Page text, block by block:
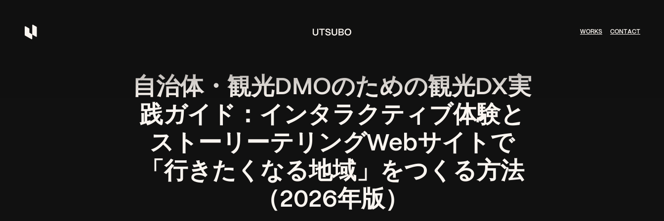
WORKS CONTACT
自治体・観光DMOのための観光DX実
践ガイド：インタラクティブ体験と
ストーリーテリングWebサイトで
「行きたくなる地域」をつくる方法
（2026年版）